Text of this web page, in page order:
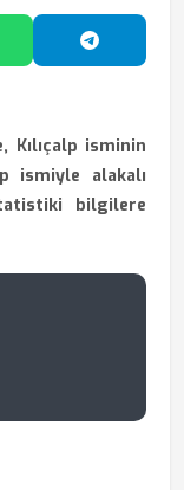
Paylaş
Kılıçalp isminin
ismiyle alakalı
bilgilere